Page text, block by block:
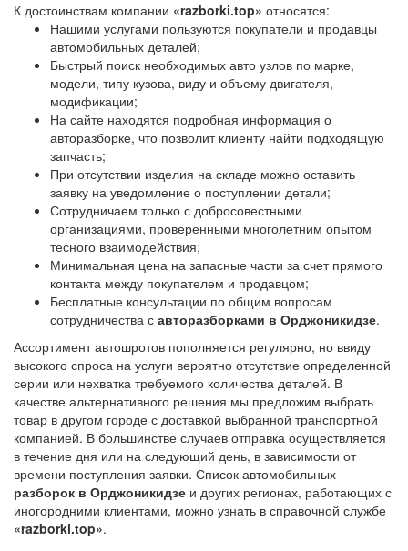
К достоинствам компании «razborki.top» относятся:
Нашими услугами пользуются покупатели и продавцы
автомобильных деталей;
Быстрый поиск необходимых авто узлов по марке,
модели, типу кузова, виду и объему двигателя,
модификации;
На сайте находятся подробная информация о
авторазборке, что позволит клиенту найти подходящую
запчасть;
При отсутствии изделия на складе можно оставить
заявку на уведомление о поступлении детали;
Сотрудничаем только с добросовестными
организациями, проверенными многолетним опытом
тесного взаимодействия;
Минимальная цена на запасные части за счет прямого
контакта между покупателем и продавцом;
Бесплатные консультации по общим вопросам
сотрудничества с авторазборками в Орджоникидзе.
Ассортимент автошротов пополняется регулярно, но ввиду
высокого спроса на услуги вероятно отсутствие определенной
серии или нехватка требуемого количества деталей. В
качестве альтернативного решения мы предложим выбрать
товар в другом городе с доставкой выбранной транспортной
компанией. В большинстве случаев отправка осуществляется
в течение дня или на следующий день, в зависимости от
времени поступления заявки. Список автомобильных
разборок в Орджоникидзе и других регионах, работающих с
иногородними клиентами, можно узнать в справочной службе
«razborki.top».